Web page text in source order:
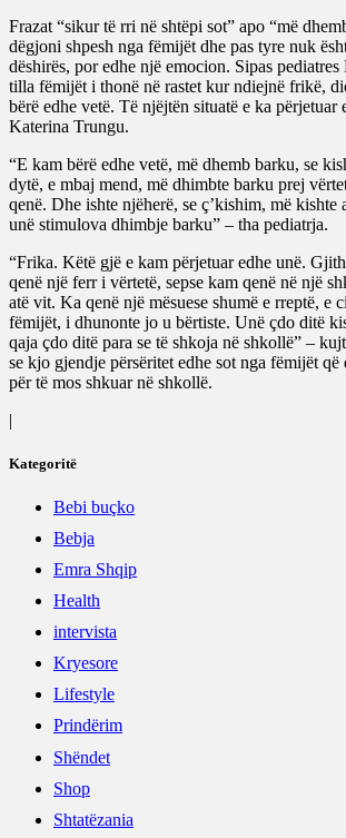
Frazat “sikur të rri në shtëpi sot” apo “më
dëgjoni shpesh nga fëmijët dhe pas tyre nuk
dëshirës, por edhe një emocion. Sipas
tilla fëmijët i thonë në rastet kur ndiejnë frikë,
bërë edhe vetë. Të njëjtën situatë e ka përjetuar
Katerina Trungu.
“E kam bërë edhe vetë, më dhemb barku, se
dytë, e mbaj mend, më dhimbte barku prej
qenë. Dhe ishte njëherë, se ç’kishim, më kishte
unë stimulova dhimbje barku” – tha pediatrja.
“Frika. Këtë gjë e kam përjetuar edhe unë.
qenë një ferr i vërtetë, sepse kam qenë në një
atë vit. Ka qenë një mësuese shumë e rreptë, e
fëmijët, i dhunonte jo u bërtiste. Unë çdo ditë
qaja çdo ditë para se të shkoja në shkollë” –
se kjo gjendje përsëritet edhe sot nga fëmijët që
për të mos shkuar në shkollë.
Kategoritë
Bebi buçko
Bebja
Emra Shqip
Health
intervista
Kryesore
Lifestyle
Prindërim
Shëndet
Shop
Shtatëzania